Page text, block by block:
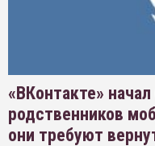
«ВКонтакте»
родственников
они требуют